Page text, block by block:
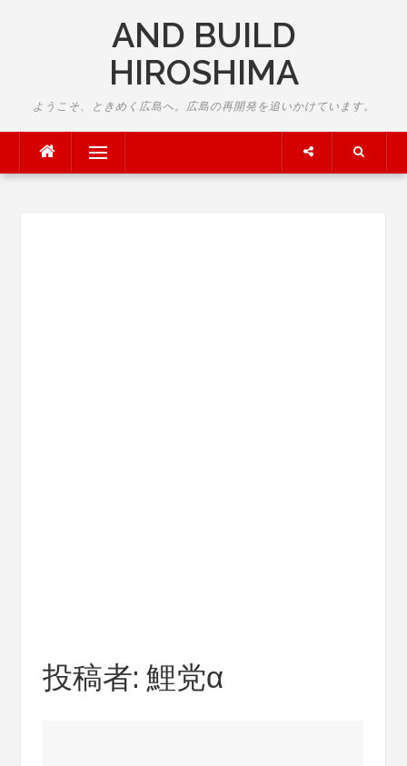
AND BUILD
HIROSHIMA
ようこそ、ときめく広島へ。広島の再開発を追いかけています。
Menu
投稿者: 鯉党α